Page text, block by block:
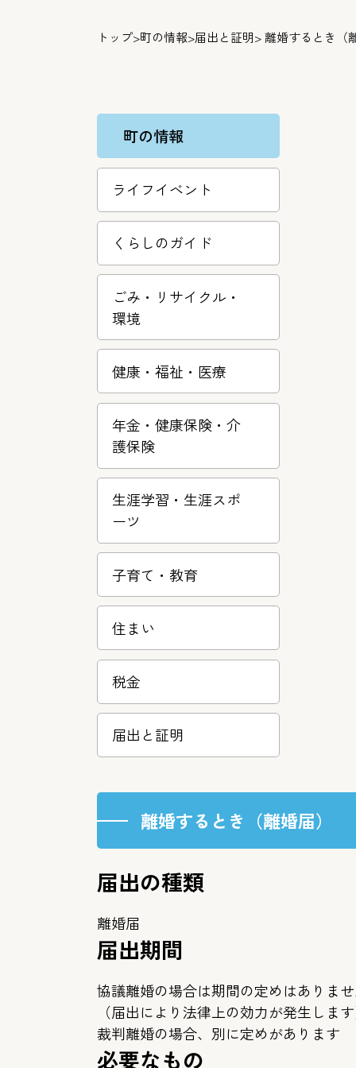
トップ>町の情報>届出と証明> 離婚するとき（
離婚するとき（離婚届）
届出の種類
離婚届
届出期間
協議離婚の場合は期間の定めはありま
（届出により法律上の効力が発生しま
裁判離婚の場合、別に定めがあります
必要なもの
町の情報
ライフイベント
くらしのガイド
ごみ・リサ­イクル・
環­境
健康・福祉・医療
年金・健康保険・介
護保険
生涯学習・­生涯スポ
ー­ツ
子育て・教­育
住まい
税金
届出と証明